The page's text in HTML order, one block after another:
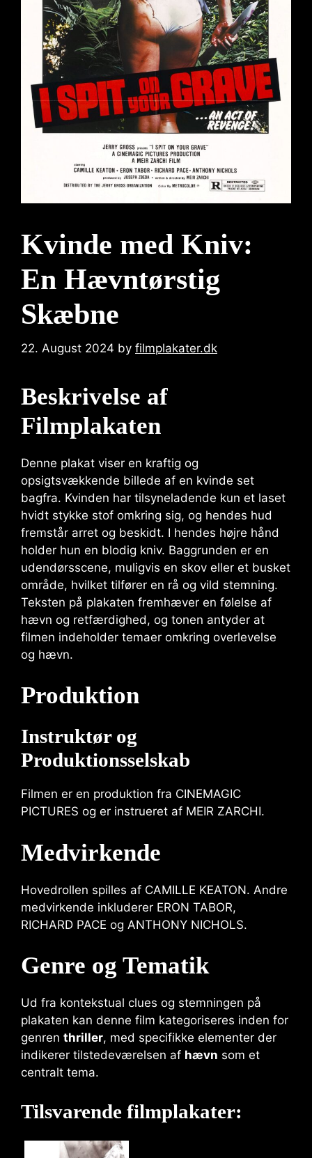
Kvinde med Kniv:
En Hævntørstig
Skæbne
22. August 2024 by filmplakater.dk
Beskrivelse af
Filmplakaten
Denne plakat viser en kraftig og
opsigtsvækkende billede af en kvinde set
bagfra. Kvinden har tilsyneladende kun et laset
hvidt stykke stof omkring sig, og hendes hud
fremstår arret og beskidt. I hendes højre hånd
holder hun en blodig kniv. Baggrunden er en
udendørsscene, muligvis en skov eller et busket
område, hvilket tilfører en rå og vild stemning.
Teksten på plakaten fremhæver en følelse af
hævn og retfærdighed, og tonen antyder at
filmen indeholder temaer omkring overlevelse
og hævn.
Produktion
Instruktør og
Produktionsselskab
Filmen er en produktion fra CINEMAGIC
PICTURES og er instrueret af MEIR ZARCHI.
Medvirkende
Hovedrollen spilles af CAMILLE KEATON. Andre
medvirkende inkluderer ERON TABOR,
RICHARD PACE og ANTHONY NICHOLS.
Genre og Tematik
Ud fra kontekstual clues og stemningen på
plakaten kan denne film kategoriseres inden for
genren thriller, med specifikke elementer der
indikerer tilstedeværelsen af hævn som et
centralt tema.
Tilsvarende filmplakater: